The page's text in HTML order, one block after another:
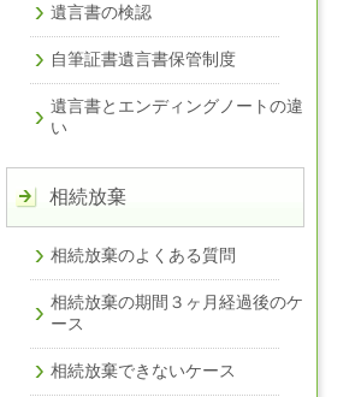
遺言書の検認
自筆証書遺言書保管制度
遺言書とエンディングノートの違
い
相続放棄
相続放棄のよくある質問
相続放棄の期間３ヶ月経過後のケ
ース
相続放棄できないケース